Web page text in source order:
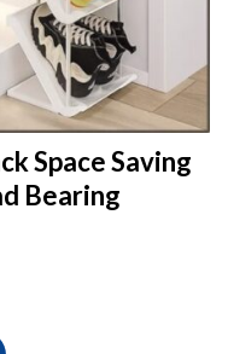
Space Saving
Bearing
Cabinet With Strong